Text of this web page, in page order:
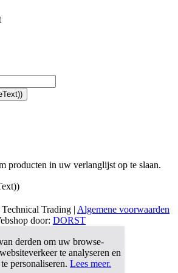
producten in uw verlanglijst op te slaan.
Trading | Algemene voorwaarden
door: DORST
derden om uw browse-
te analyseren en
personaliseren. Lees meer.